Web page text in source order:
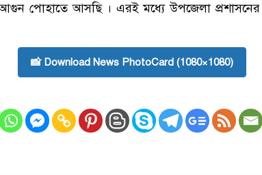
পোহাতে আসছি । এরই মধ্যে উপজেলা
📸 Download News PhotoCard (1080×1080)